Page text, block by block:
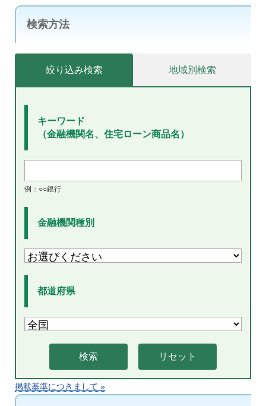
検索方法
絞り込み検索 地域別検索
キーワード
（金融機関名、住宅ローン商品名）
例：○○銀行
金融機関種別
都道府県
掲載基準につきまして »